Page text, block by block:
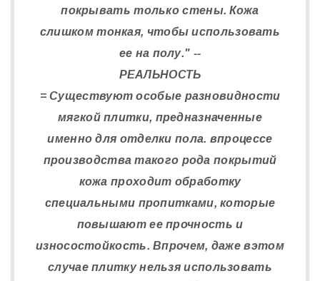
покрывать только стены. Кожа
слишком тонкая, чтобы использовать
ее на полу." --
РЕАЛЬНОСТЬ
= Существуют особые разновидности
мягкой плитки, предназначенные
именно для отделки пола. впроцессе
производства такого рода покрытий
кожа проходит обработку
специальными пропитками, которые
повышают ее прочность и
износостойкость. Впрочем, даже вэтом
случае плитку нельзя использовать